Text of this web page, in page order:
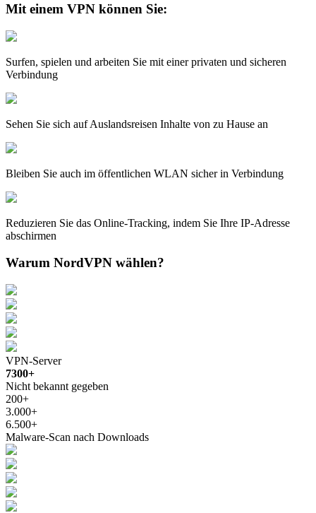
Mit einem VPN können Sie:
Surfen, spielen und arbeiten Sie mit einer privaten und sicheren
Verbindung
Sehen Sie sich auf Auslandsreisen Inhalte von zu Hause an
Bleiben Sie auch im öffentlichen WLAN sicher in Verbindung
Reduzieren Sie das Online-Tracking, indem Sie Ihre IP-Adresse
abschirmen
Warum NordVPN wählen?
VPN-Server
7300+
Nicht bekannt gegeben
200+
3.000+
6.500+
Malware-Scan nach Downloads